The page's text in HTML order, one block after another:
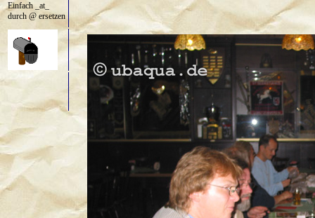
Einfach _at_
durch @ ersetzen